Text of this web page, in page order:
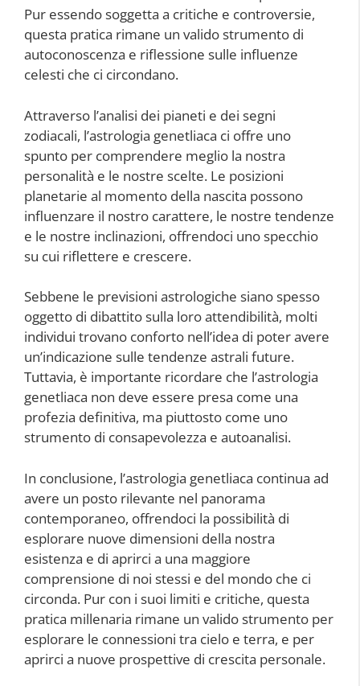
Pur essendo soggetta a critiche e controversie,
questa pratica rimane un valido strumento di
autoconoscenza e riflessione sulle influenze
celesti che ci circondano.
Attraverso l’analisi dei pianeti e dei segni
zodiacali, l’astrologia genetliaca ci offre uno
spunto per comprendere meglio la nostra
personalità e le nostre scelte. Le posizioni
planetarie al momento della nascita possono
influenzare il nostro carattere, le nostre tendenze
e le nostre inclinazioni, offrendoci uno specchio
su cui riflettere e crescere.
Sebbene le previsioni astrologiche siano spesso
oggetto di dibattito sulla loro attendibilità, molti
individui trovano conforto nell’idea di poter avere
un’indicazione sulle tendenze astrali future.
Tuttavia, è importante ricordare che l’astrologia
genetliaca non deve essere presa come una
profezia definitiva, ma piuttosto come uno
strumento di consapevolezza e autoanalisi.
In conclusione, l’astrologia genetliaca continua ad
avere un posto rilevante nel panorama
contemporaneo, offrendoci la possibilità di
esplorare nuove dimensioni della nostra
esistenza e di aprirci a una maggiore
comprensione di noi stessi e del mondo che ci
circonda. Pur con i suoi limiti e critiche, questa
pratica millenaria rimane un valido strumento per
esplorare le connessioni tra cielo e terra, e per
aprirci a nuove prospettive di crescita personale.